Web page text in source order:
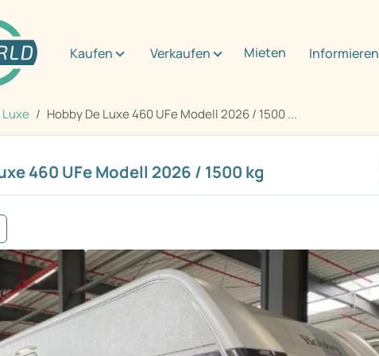
Kaufen Verkaufen Mieten Informieren
Luxe Hobby De Luxe 460 UFe Modell 2026 / 1500 ...
460 UFe Modell 2026 / 1500 kg